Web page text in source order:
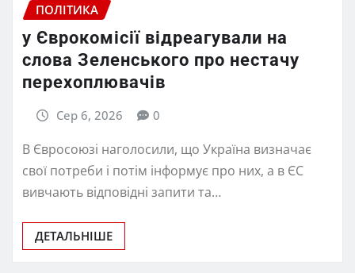
ПОЛІТИКА
у Єврокомісії відреагували на
слова Зеленського про нестачу
перехоплювачів
Сер 6, 2026 0
В Євросоюзі наголосили, що Україна визначає
свої потреби і потім інформує про них, а в ЄС
вивчають відповідні запити та…
ДЕТАЛЬНІШЕ